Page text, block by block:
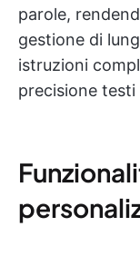
parole,
gestione di
istruzioni
precisione testi